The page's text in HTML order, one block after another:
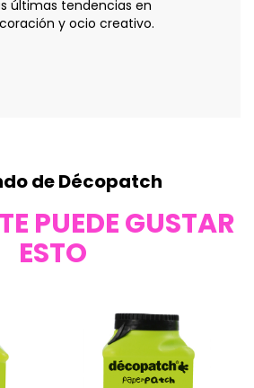
últimas tendencias en
y ocio creativo.
de Décopatch
PUEDE GUSTAR
ESTO